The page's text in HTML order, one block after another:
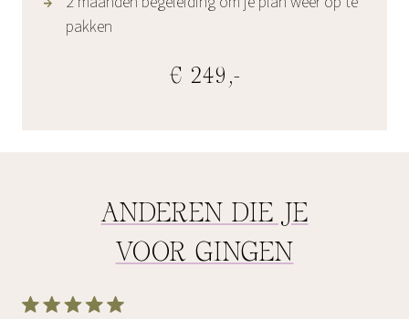
pakken
€ 249,-
ANDEREN DIE JE
VOOR GINGEN